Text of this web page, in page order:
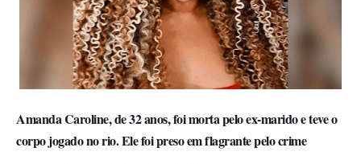
Amanda Caroline, de 32 anos, foi morta pelo ex-marido e teve o
corpo jogado no rio. Ele foi preso em flagrante pelo crime